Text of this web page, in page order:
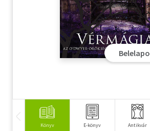
Társadalomtudomány
Természettudomány
Könyv E-könyv Antikvár